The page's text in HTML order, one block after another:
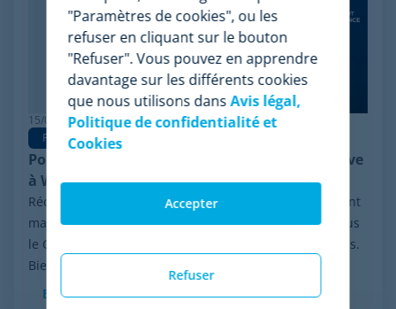
15/06/2026
Pricing Software
Pourquoi Minderest est la meilleure alternative
à Wiser en pricing intelligence
Récemment, le secteur a été marqué par un événement
majeur : la procédure de réorganisation financière sous
le Chapter 11 initiée par Wiser Solutions aux États-Unis.
Bien que cette mesure n'implique...
En savoir plus
"Paramètres de cookies", ou les
refuser en cliquant sur le bouton
"Refuser". Vous pouvez en apprendre
davantage sur les différents cookies
que nous utilisons dansAvis légal,
Politique de confidentialité et
Cookies
Refuser
Accepter